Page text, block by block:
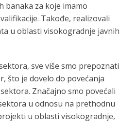
banaka za koje imamo
Takođe, realizovali
u oblasti visokogradnje javnih
sve više smo prepoznati
što je dovelo do povećanja
Značajno smo povećali
u odnosu na prethodnu
u oblasti visokogradnje,